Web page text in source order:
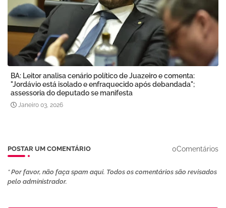
BA: Leitor analisa cenário político de Juazeiro e comenta:
"Jordávio está isolado e enfraquecido após debandada";
assessoria do deputado se manifesta
Janeiro 03, 2026
POSTAR UM COMENTÁRIO 0Comentários
* Por favor, não faça spam aqui. Todos os comentários são revisados ​​
pelo administrador.